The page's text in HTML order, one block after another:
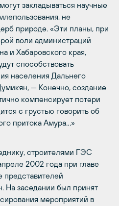
закладываться научные
не
природе. «Эти планы, при
воли администраций
и Хабаровского края,
способствовать
населения Дальнего
— Конечно, создание
компенсирует потери
с грустью говорить об
притока Амура…»
строителями ГЭС
2002 года при главе
представителей
На заседании был принят
мероприятий в